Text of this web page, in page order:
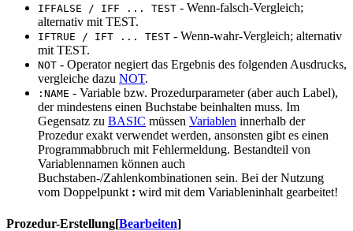
IFFALSE / IFF ... TEST - Wenn-falsch-Vergleich;
alternativ mit TEST.
IFTRUE / IFT ... TEST - Wenn-wahr-Vergleich; alternativ
mit TEST.
NOT - Operator negiert das Ergebnis des folgenden Ausdrucks,
vergleiche dazu NOT.
:NAME - Variable bzw. Prozedurparameter (aber auch Label),
der mindestens einen Buchstabe beinhalten muss. Im
Gegensatz zu BASIC müssen Variablen innerhalb der
Prozedur exakt verwendet werden, ansonsten gibt es einen
Programmabbruch mit Fehlermeldung. Bestandteil von
Variablennamen können auch
Buchstaben-/Zahlenkombinationen sein. Bei der Nutzung
vom Doppelpunkt : wird mit dem Variableninhalt gearbeitet!
Prozedur-Erstellung[Bearbeiten]